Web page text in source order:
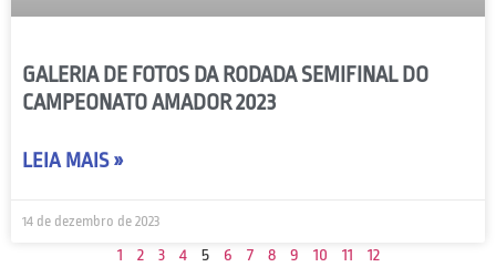
GALERIA DE FOTOS DA RODADA SEMIFINAL DO
CAMPEONATO AMADOR 2023
LEIA MAIS »
14 de dezembro de 2023
1 2 3 4 5 6 7 8 9 10 11 12